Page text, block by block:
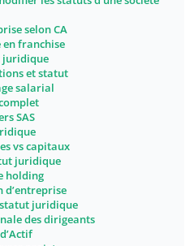
selon CA
franchise
juridique
et statut
salarial
SAS
vs capitaux
juridique
holding
juridique
des dirigeants